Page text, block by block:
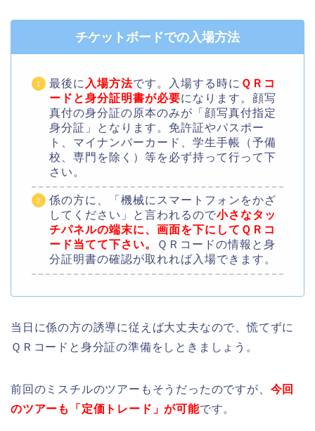
チケットボードでの入場方法
最後に 入場方法です。入場する時に ＱＲコ
ードと身分証明書が必要になります。顔写
真付の身分証の原本のみが「顔写真付指定
身分証」となります。免許証やパスポー
ト、マイナンバーカード、学生手帳（予備
校、専門を除く）等を必ず持って行って下
さい。
係の方に、「機械にスマートフォンをかざ
してください」と言われるので小さなタッ
チパネルの端末に、画面を下にしてＱＲコ
ード当てて下さい。
ＱＲコードの情報と身
分証明書の確認が取れれば入場できます。
当日に係の方の誘導に従えば大丈夫なので、慌てずに
ＱＲコードと身分証の準備をしときましょう。
前回のミスチルのツアーもそうだったのですが、 今回
のツアーも「定価トレード」が可能です。